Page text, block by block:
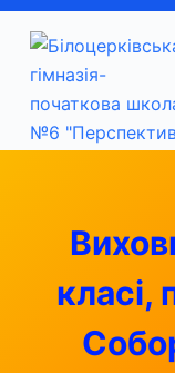
П
е
р
е
й
класі,